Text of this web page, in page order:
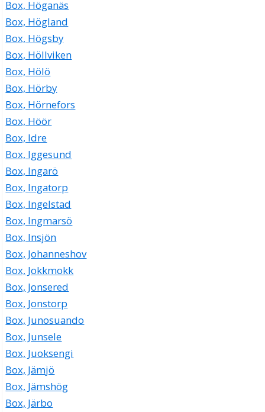
Box, Höganäs
Box, Högland
Box, Högsby
Box, Höllviken
Box, Hölö
Box, Hörby
Box, Hörnefors
Box, Höör
Box, Idre
Box, Iggesund
Box, Ingarö
Box, Ingatorp
Box, Ingelstad
Box, Ingmarsö
Box, Insjön
Box, Johanneshov
Box, Jokkmokk
Box, Jonsered
Box, Jonstorp
Box, Junosuando
Box, Junsele
Box, Juoksengi
Box, Jämjö
Box, Jämshög
Box, Järbo